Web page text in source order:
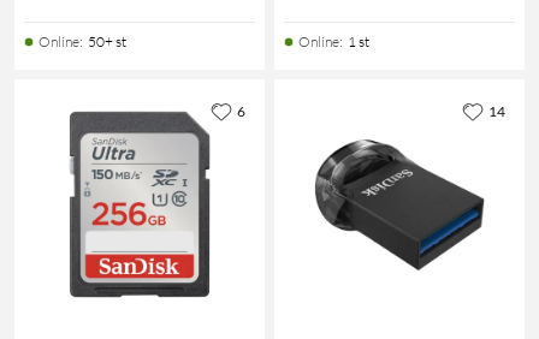
Online: 50+ st Online: 1 st
6 14